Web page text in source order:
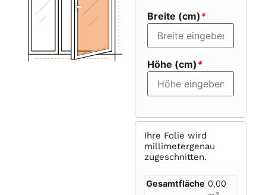
Breite (cm) *
Höhe (cm) *
Ihre Folie wird
millimetergenau
zugeschnitten.
Gesamtfläche 0,00